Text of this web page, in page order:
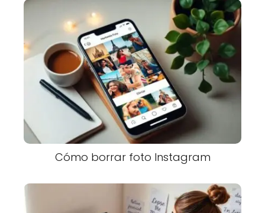
Cómo borrar foto Instagram